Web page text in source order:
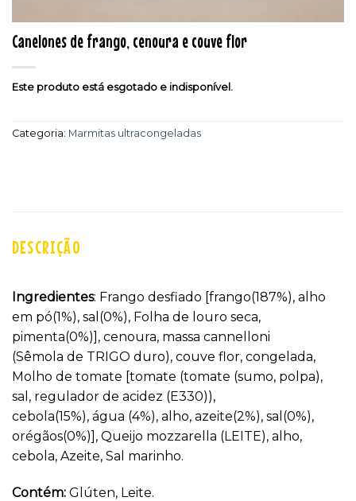
Canelones de frango, cenoura e couve flor
Este produto está esgotado e indisponível.
Categoria: Marmitas ultracongeladas
DESCRIÇÃO
Ingredientes: Frango desfiado [frango(187%), alho
em pó(1%), sal(0%), Folha de louro seca,
pimenta(0%)], cenoura, massa cannelloni
(Sêmola de TRIGO duro), couve flor, congelada,
Molho de tomate [tomate (tomate (sumo, polpa),
sal, regulador de acidez (E330)),
cebola(15%), água (4%), alho, azeite(2%), sal(0%),
orégãos(0%)], Queijo mozzarella (LEITE), alho,
cebola, Azeite, Sal marinho.
Contém: Glúten, Leite.